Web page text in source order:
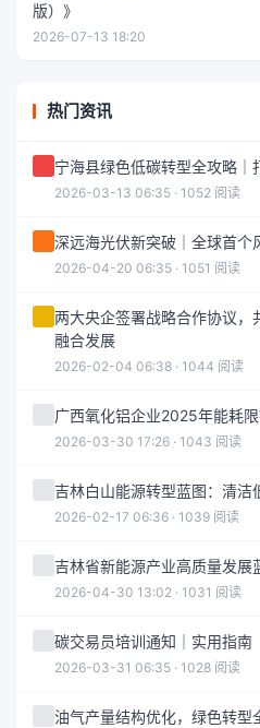
版）》
2026-07-13 18:20
热门资讯
宁海县绿色低碳转型全攻略｜
2026-03-13 06:35 · 1052 阅读
深远海光伏新突破｜全球首个
2026-04-20 06:35 · 1051 阅读
两大央企签署战略合作协议，
融合发展
2026-02-04 06:38 · 1044 阅读
广西氧化铝企业2025年能耗
2026-03-30 17:26 · 1043 阅读
吉林白山能源转型蓝图：清洁
2026-02-17 06:36 · 1039 阅读
吉林省新能源产业高质量发展
2026-04-30 13:02 · 1031 阅读
碳交易员培训通知｜实用指南
2026-03-31 06:35 · 1028 阅读
油气产量结构优化，绿色转型